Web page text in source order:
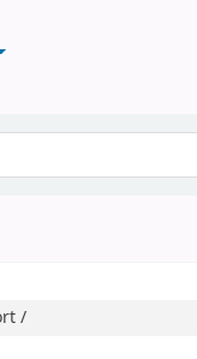
/